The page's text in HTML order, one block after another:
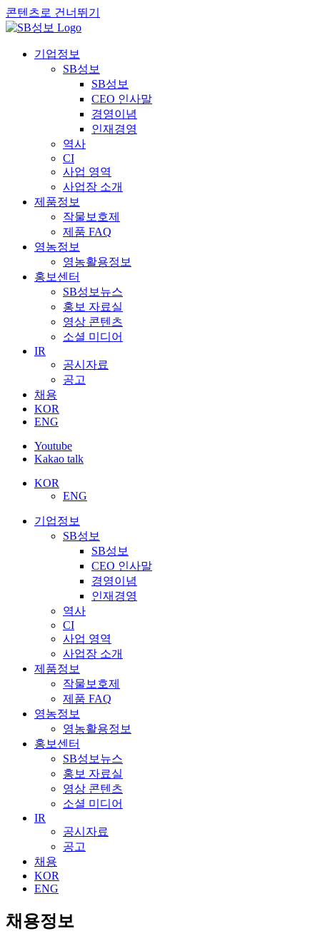
콘텐츠로 건너뛰기
기업정보
SB성보
SB성보
CEO 인사말
경영이념
인재경영
역사
CI
사업 영역
사업장 소개
제품정보
작물보호제
제품 FAQ
영농정보
영농활용정보
홍보센터
SB성보뉴스
홍보 자료실
영상 콘텐츠
소셜 미디어
IR
공시자료
공고
채용
KOR
ENG
Youtube
Kakao talk
KOR
ENG
기업정보
SB성보
SB성보
CEO 인사말
경영이념
인재경영
역사
CI
사업 영역
사업장 소개
제품정보
작물보호제
제품 FAQ
영농정보
영농활용정보
홍보센터
SB성보뉴스
홍보 자료실
영상 콘텐츠
소셜 미디어
IR
공시자료
공고
채용
KOR
ENG
채용정보